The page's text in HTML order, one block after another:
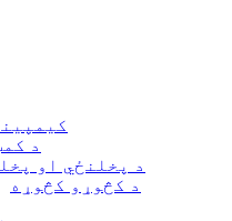
د
د پخلنځي او
د کڅوړو کڅوړه